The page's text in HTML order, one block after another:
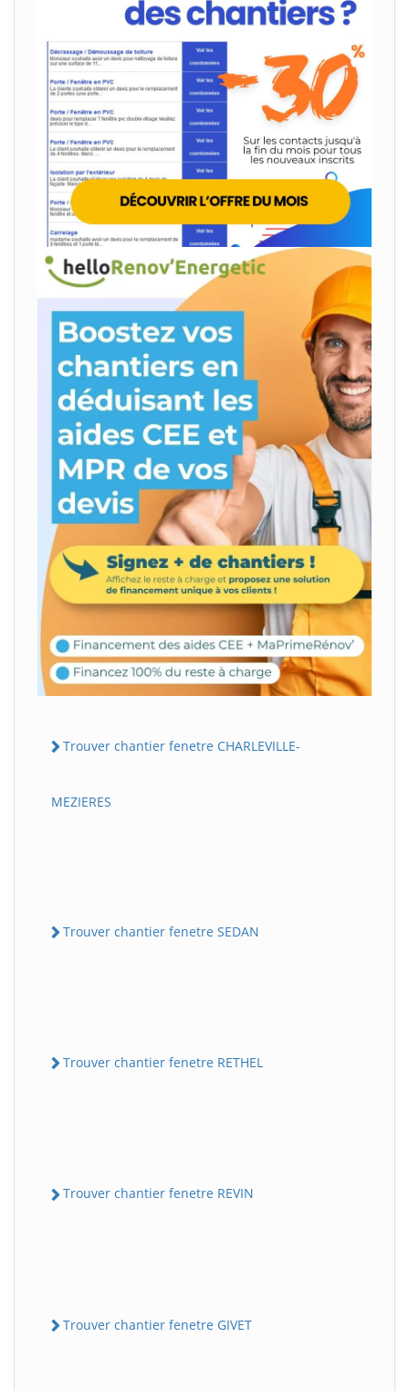
Trouver chantier fenetre CHARLEVILLE-
MEZIERES
Trouver chantier fenetre SEDAN
Trouver chantier fenetre RETHEL
Trouver chantier fenetre REVIN
Trouver chantier fenetre GIVET